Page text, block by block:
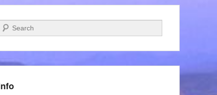
Buscar